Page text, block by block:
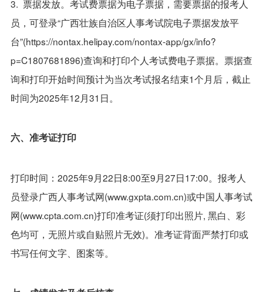
3. 票据发放。考试费票据为电子票据，需要票据的报考人
员，可登录“广西壮族自治区人事考试院电子票据发放平
台”(https://nontax.helipay.com/nontax-app/gx/info?
p=C1807681896)查询和打印个人考试费电子票据。票据查
询和打印开始时间预计为当次考试报名结束1个月后，截止
时间为2025年12月31日。
六、准考证打印
打印时间：2025年9月22日8:00至9月27日17:00。报考人
员登录广西人事考试网(www.gxpta.com.cn)或中国人事考试
网(www.cpta.com.cn)打印准考证(须打印出照片, 黑白、彩
色均可，无照片或自贴照片无效)。准考证背面严禁打印或
书写任何文字、图案等。